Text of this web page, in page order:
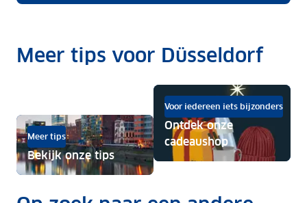
Meer tips voor Düsseldorf
Meer tips
Bekijk onze tips
Voor iedereen iets bijzonders
Ontdek onze
cadeaushop